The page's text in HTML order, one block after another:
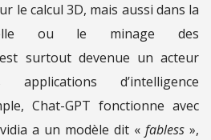
le calcul 3D, mais aussi dans la
ou le minage des
surtout devenue un acteur
applications d’intelligence
Chat-GPT fonctionne avec
a un modèle dit « fabless »,